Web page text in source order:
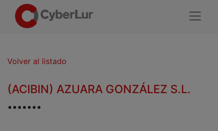
Volver al listado
(ACIBIN) AZUARA GONZÁLEZ S.L.
.......